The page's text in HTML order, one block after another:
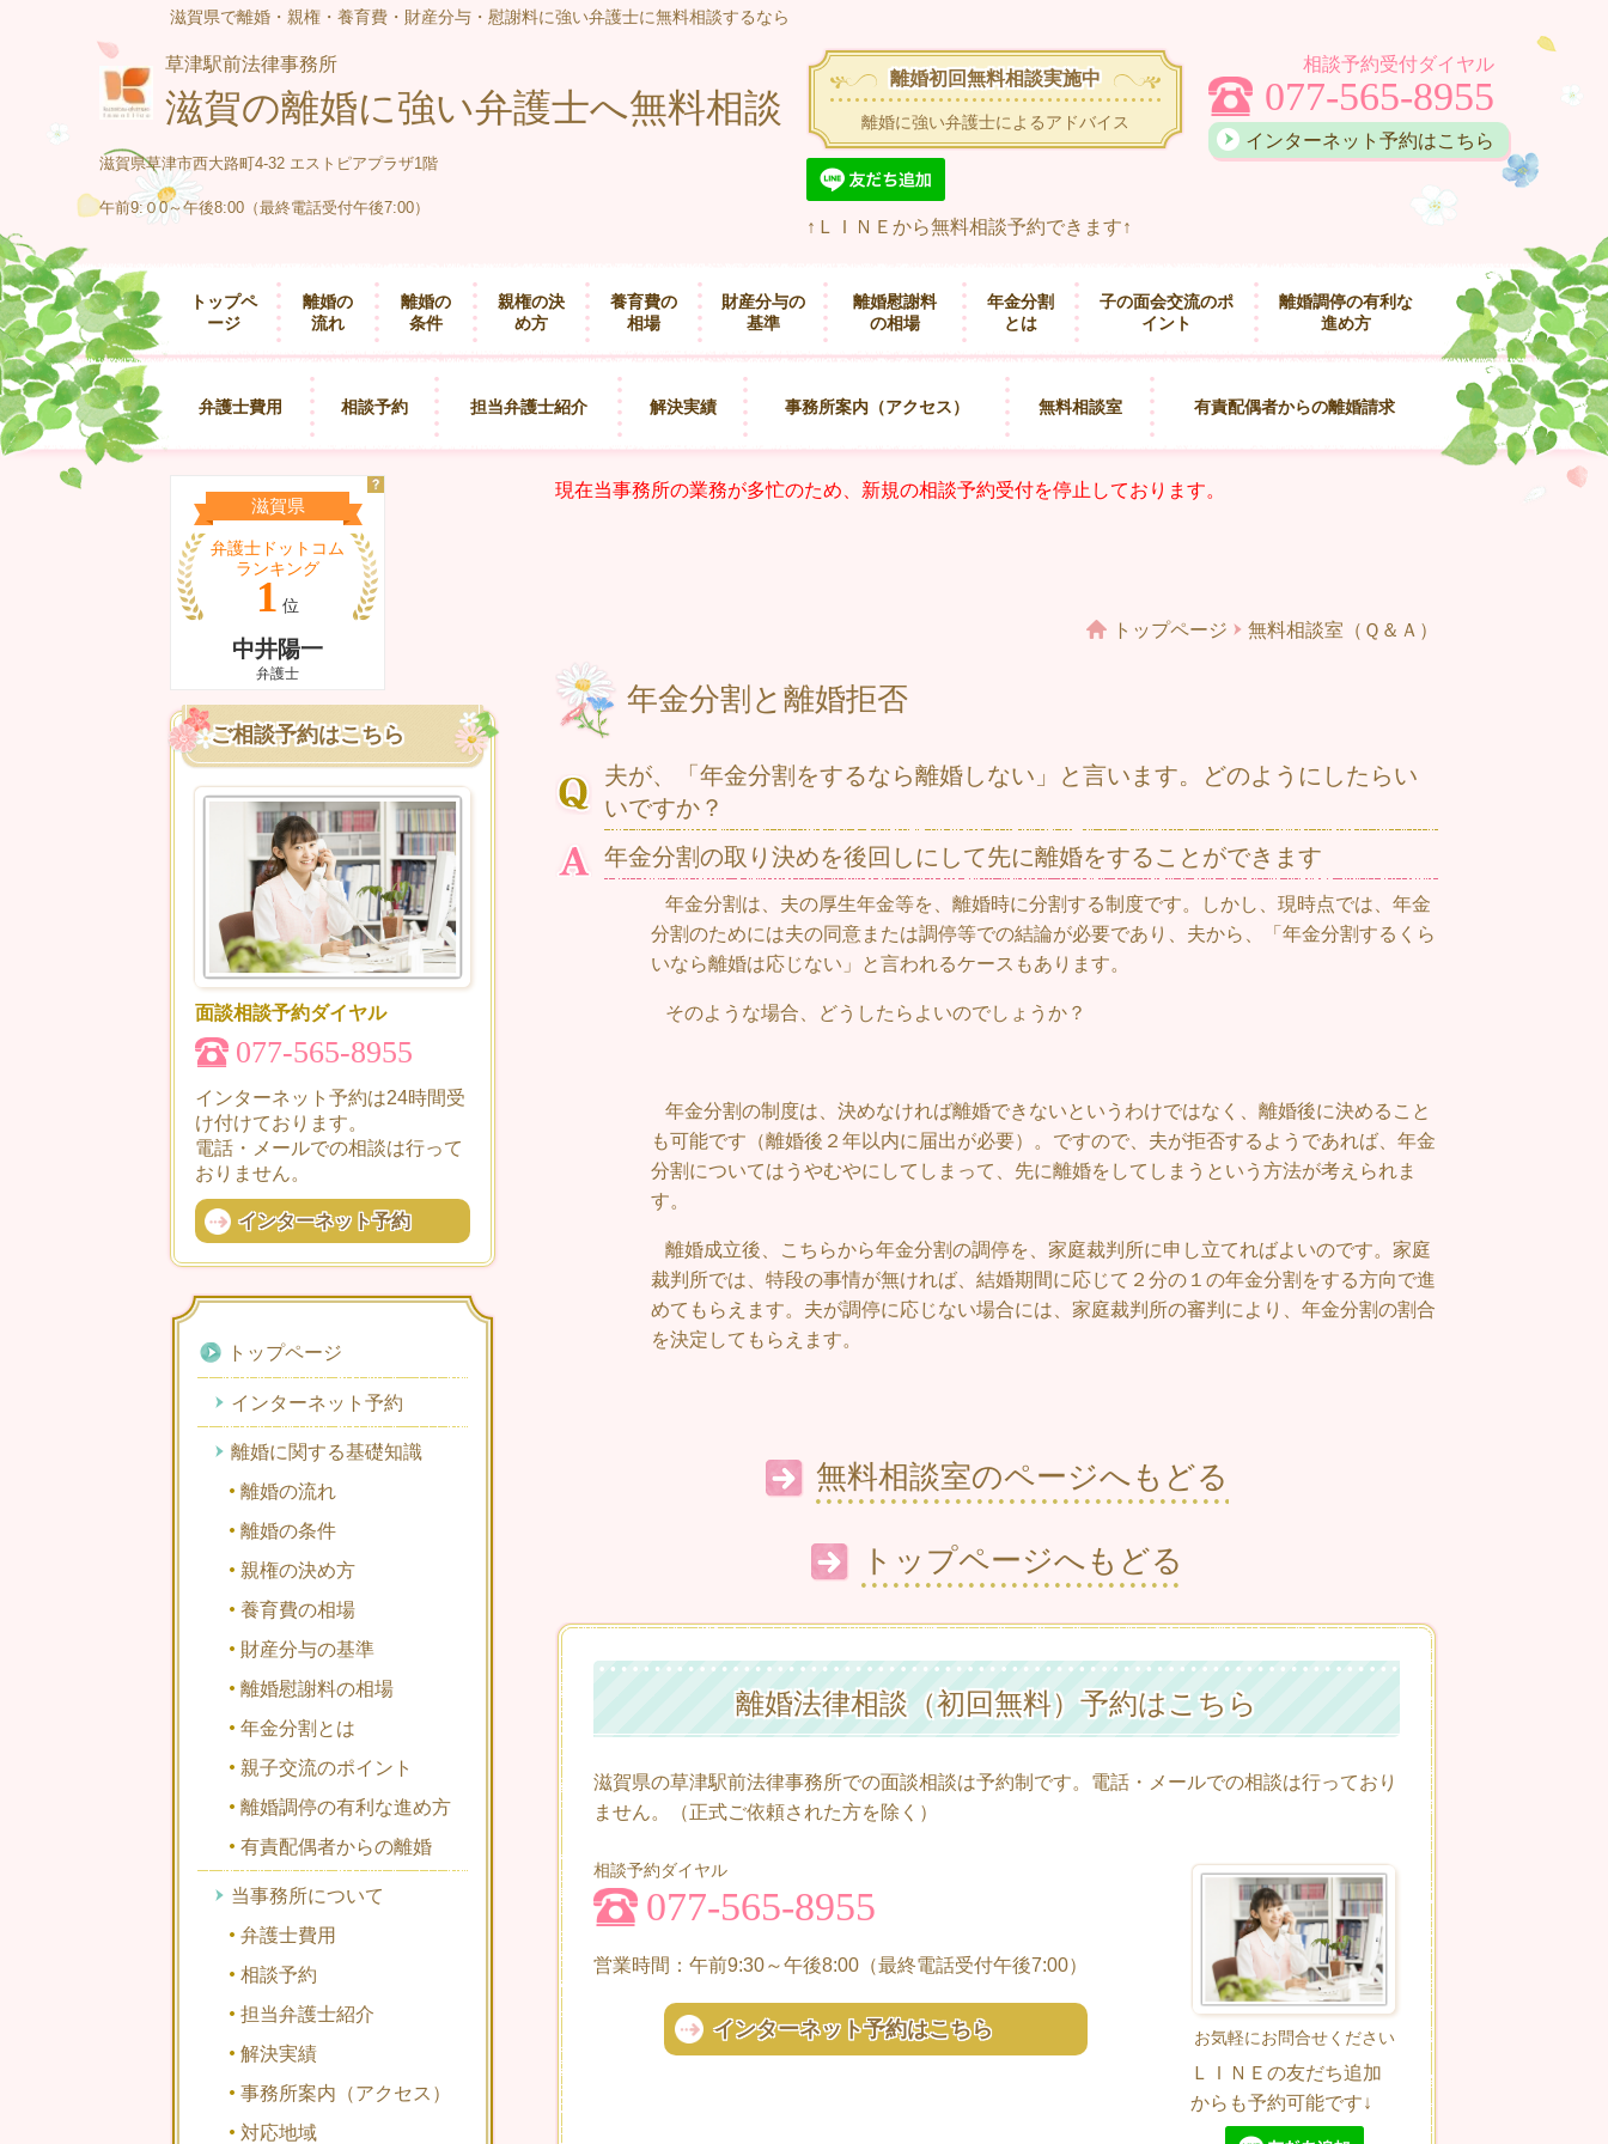
滋賀県で離婚・親権・養育費・財産分与・慰謝料に強い弁護士に無料相談するなら
草津駅前法律事務所
滋賀の離婚に強い弁護士へ無料相談
滋賀県草津市西大路町4-32 エストピアプラザ1階
午前9:０0～午後8:00（最終電話受付午後7:00）
離婚初回無料相談実施中
離婚に強い弁護士によるアドバイス
↑ＬＩＮＥから無料相談予約できます↑
相談予約受付ダイヤル
077-565-8955
インターネット予約はこちら
トップペ
ージ
離婚の
流れ
離婚の
条件
親権の決
め方
養育費の
相場
財産分与の
基準
離婚慰謝料
の相場
年金分割
とは
子の面会交流のポ
イント
離婚調停の有利な
進め方
弁護士費用 相談予約 担当弁護士紹介 解決実績 事務所案内（アクセス） 無料相談室 有責配偶者からの離婚請求
現在当事務所の業務が多忙のため、新規の相談予約受付を停止しております。
トップページ 無料相談室（Ｑ＆Ａ）
年金分割と離婚拒否
夫が、「年金分割をするなら離婚しない」と言います。どのようにしたらい
いですか？
年金分割の取り決めを後回しにして先に離婚をすることができます
年金分割は、夫の厚生年金等を、離婚時に分割する制度です。しかし、現時点では、年金
分割のためには夫の同意または調停等での結論が必要であり、夫から、「年金分割するくら
いなら離婚は応じない」と言われるケースもあります。
そのような場合、どうしたらよいのでしょうか？
年金分割の制度は、決めなければ離婚できないというわけではなく、離婚後に決めること
も可能です（離婚後２年以内に届出が必要）。ですので、夫が拒否するようであれば、年金
分割についてはうやむやにしてしまって、先に離婚をしてしまうという方法が考えられま
す。
離婚成立後、こちらから年金分割の調停を、家庭裁判所に申し立てればよいのです。家庭
裁判所では、特段の事情が無ければ、結婚期間に応じて２分の１の年金分割をする方向で進
めてもらえます。夫が調停に応じない場合には、家庭裁判所の審判により、年金分割の割合
を決定してもらえます。
無料相談室のページへもどる
トップページへもどる
離婚法律相談（初回無料）予約はこちら
滋賀県の草津駅前法律事務所での面談相談は予約制です。電話・メールでの相談は行っており
ません。（正式ご依頼された方を除く）
お気軽にお問合せください
ＬＩＮＥの友だち追加
からも予約可能です↓
相談予約ダイヤル
077-565-8955
営業時間：午前9:30～午後8:00（最終電話受付午後7:00）
インターネット予約はこちら
ご相談予約はこちら
面談相談予約ダイヤル
077-565-8955
インターネット予約は24時間受
け付けております。
電話・メールでの相談は行って
おりません。
インターネット予約
トップページ
インターネット予約
離婚に関する基礎知識
離婚の流れ
離婚の条件
親権の決め方
養育費の相場
財産分与の基準
離婚慰謝料の相場
年金分割とは
親子交流のポイント
離婚調停の有利な進め方
有責配偶者からの離婚
当事務所について
弁護士費用
相談予約
担当弁護士紹介
解決実績
事務所案内（アクセス）
対応地域